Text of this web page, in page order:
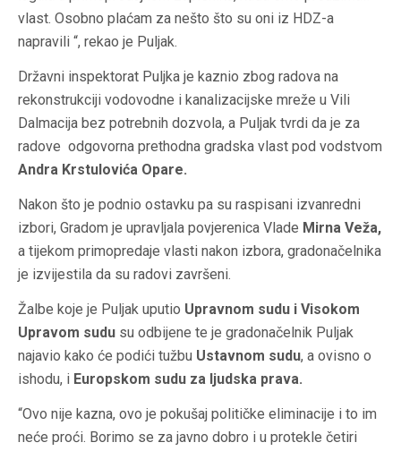
vlast. Osobno plaćam za nešto što su oni iz HDZ-a
napravili “, rekao je Puljak.
Državni inspektorat Puljka je kaznio zbog radova na
rekonstrukciji vodovodne i kanalizacijske mreže u Vili
Dalmacija bez potrebnih dozvola, a Puljak tvrdi da je za
radove odgovorna prethodna gradska vlast pod vodstvom
Andra Krstulovića Opare.
Nakon što je podnio ostavku pa su raspisani izvanredni
izbori, Gradom je upravljala povjerenica Vlade Mirna Veža,
a tijekom primopredaje vlasti nakon izbora, gradonačelnika
je izvijestila da su radovi završeni.
Žalbe koje je Puljak uputio Upravnom sudu i Visokom
Upravom sudu su odbijene te je gradonačelnik Puljak
najavio kako će podići tužbu Ustavnom sudu, a ovisno o
ishodu, i Europskom sudu za ljudska prava.
“Ovo nije kazna, ovo je pokušaj političke eliminacije i to im
neće proći. Borimo se za javno dobro i u protekle četiri